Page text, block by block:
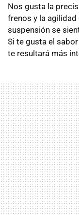
Nos gusta la
frenos y la agilidad
suspensión se
Si te gusta el
te resultará más